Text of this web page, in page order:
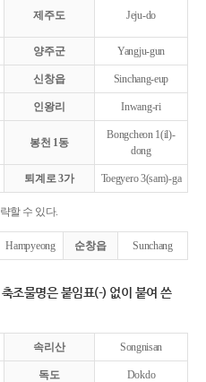
제주도 Jeju-do
양주군 Yangju-gun
신창읍 Sinchang-eup
인왕리 Inwang-ri
봉천 1동
Bongcheon 1(il)-
dong
퇴계로 3가 Toegyero 3(sam)-ga
할 수 있다.
Hampyeong 순창읍 Sunchang
조물명은 붙임표(-) 없이 붙여 쓴
속리산 Songnisan
독도 Dokdo